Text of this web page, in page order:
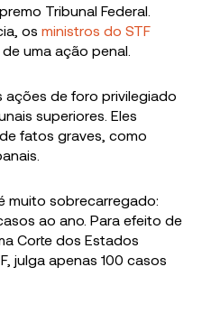
Tribunal Federal.
osministros do STF
uma ação penal.
ações de foro privilegiado
superiores. Eles
fatos graves, como
muito sobrecarregado:
ao ano. Para efeito de
Corte dos Estados
julga apenas 100 casos